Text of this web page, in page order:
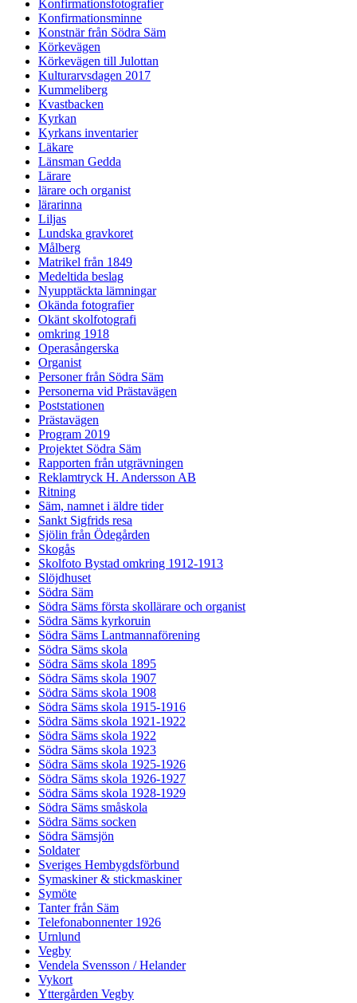
Konfirmationsfotografier
Konfirmationsminne
Konstnär från Södra Säm
Körkevägen
Körkevägen till Julottan
Kulturarvsdagen 2017
Kummeliberg
Kvastbacken
Kyrkan
Kyrkans inventarier
Läkare
Länsman Gedda
Lärare
lärare och organist
lärarinna
Liljas
Lundska gravkoret
Målberg
Matrikel från 1849
Medeltida beslag
Nyupptäckta lämningar
Okända fotografier
Okänt skolfotografi
omkring 1918
Operasångerska
Organist
Personer från Södra Säm
Personerna vid Prästavägen
Poststationen
Prästavägen
Program 2019
Projektet Södra Säm
Rapporten från utgrävningen
Reklamtryck H. Andersson AB
Ritning
Säm, namnet i äldre tider
Sankt Sigfrids resa
Sjölin från Ödegården
Skogås
Skolfoto Bystad omkring 1912-1913
Slöjdhuset
Södra Säm
Södra Säms första skollärare och organist
Södra Säms kyrkoruin
Södra Säms Lantmannaförening
Södra Säms skola
Södra Säms skola 1895
Södra Säms skola 1907
Södra Säms skola 1908
Södra Säms skola 1915-1916
Södra Säms skola 1921-1922
Södra Säms skola 1922
Södra Säms skola 1923
Södra Säms skola 1925-1926
Södra Säms skola 1926-1927
Södra Säms skola 1928-1929
Södra Säms småskola
Södra Säms socken
Södra Sämsjön
Soldater
Sveriges Hembygdsförbund
Symaskiner & stickmaskiner
Symöte
Tanter från Säm
Telefonabonnenter 1926
Urnlund
Vegby
Vendela Svensson / Helander
Vykort
Yttergården Vegby